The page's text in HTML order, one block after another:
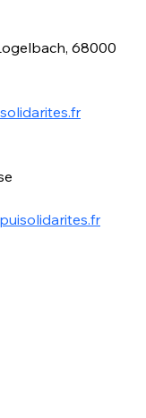
Logelbach, 68000